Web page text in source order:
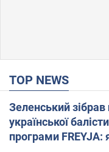
TOP NEWS
Зеленський
української балістики та
програми FREYJA: